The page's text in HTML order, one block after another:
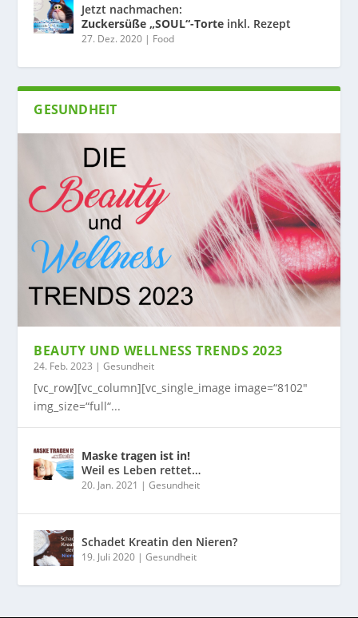
Jetzt nachmachen:
Zuckersüße „SOUL“-Torte inkl. Rezept
27. Dez. 2020 | Food
GESUNDHEIT
BEAUTY UND WELLNESS TRENDS 2023
24. Feb. 2023 |Gesundheit
[vc_row][vc_column][vc_single_image image=“8102″
img_size=“full“...
Maske tragen ist in!
Weil es Leben rettet…
20. Jan. 2021 |Gesundheit
Schadet Kreatin den Nieren?
19. Juli 2020 |Gesundheit